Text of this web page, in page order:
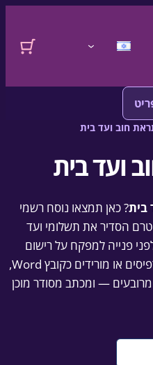
התחברות
חוב ועד בית
ועד בית
בית? כאן תמצאו נוסח רשמי
הסדיר את תשלומי ועד
פנייה למפקח על רישום
המקרקעין. מעתיקים בלחיצה, מדפיסים או מורידים כקובץ Word,
— ומכתב מסודר מוכן